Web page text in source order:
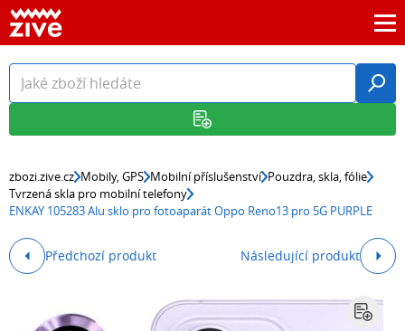
zbozi.zive.cz Mobily, GPS Mobilní příslušenství Pouzdra, skla, fólie
Tvrzená skla pro mobilní telefony
ENKAY 105283 Alu sklo pro fotoaparát Oppo Reno13 pro 5G PURPLE
Předchozí produkt Následující produkt